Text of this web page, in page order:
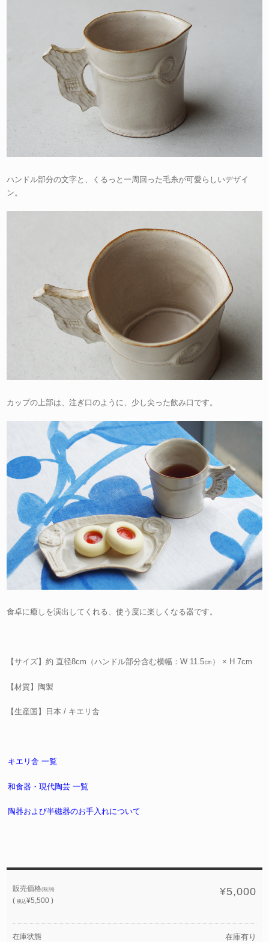
ハンドル部分の文字と、くるっと一周回った毛糸が可愛らしいデザイ
ン。
カップの上部は、注ぎ口のように、少し尖った飲み口です。
食卓に癒しを演出してくれる、使う度に楽しくなる器です。
【サイズ】約 直径8cm（ハンドル部分含む横幅：W 11.5㎝） × H 7cm
【材質】陶製
【生産国】日本 / キエリ舎
キエリ舎 一覧
和食器・現代陶芸 一覧
陶器および半磁器のお手入れについて
販売価格(税別)
(税込¥5,500 )
¥5,000
在庫状態 在庫有り